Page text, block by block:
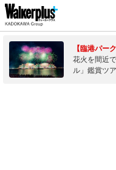
【臨港パー
花火を間近
ル」鑑賞ツ